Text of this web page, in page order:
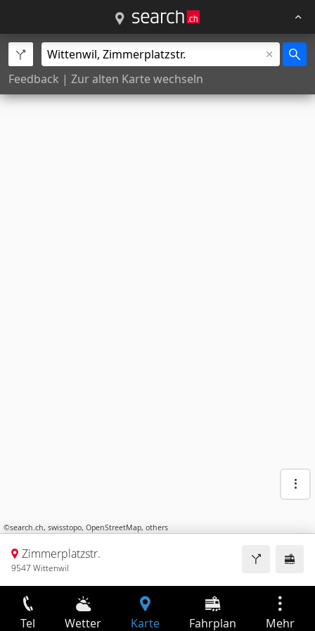
Feedback | Zur alten Karte wechseln
©search.ch, swisstopo, OpenStreetMap, others
Zimmerplatzstr.
9547 Wittenwil
Tel Wetter Karte Fahrplan Mehr